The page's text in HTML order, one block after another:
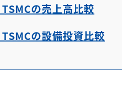
の売上高比較
の設備投資比較